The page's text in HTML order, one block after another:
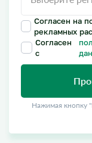
Согласен на
рекламных
Согласен
с
Нажимая кнопку